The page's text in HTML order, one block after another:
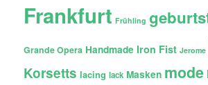
Frankfurt Frühling
Grande Opera Handmade Iron Fist Jerome
Korsetts lacing lack Masken mode